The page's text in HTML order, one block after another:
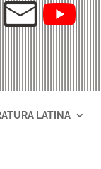
LATINA